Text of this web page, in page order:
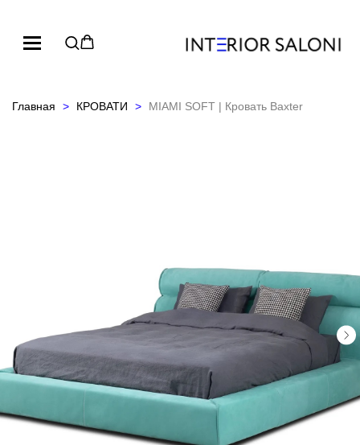
Главная КРОВАТИ MIAMI SOFT | Кровать Baxter